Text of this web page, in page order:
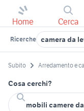
Home Cerca
Ricerche camera da
Subito Arredamento e
Cosa cerchi?